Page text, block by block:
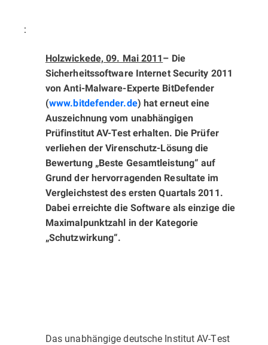
:
Holzwickede, 09. Mai 2011– Die
Sicherheitssoftware Internet Security 2011
von Anti-Malware-Experte BitDefender
(www.bitdefender.de) hat erneut eine
Auszeichnung vom unabhängigen
Prüfinstitut AV-Test erhalten. Die Prüfer
verliehen der Virenschutz-Lösung die
Bewertung „Beste Gesamtleistung“ auf
Grund der hervorragenden Resultate im
Vergleichstest des ersten Quartals 2011.
Dabei erreichte die Software als einzige die
Maximalpunktzahl in der Kategorie
„Schutzwirkung“.
Das unabhängige deutsche Institut AV-Test